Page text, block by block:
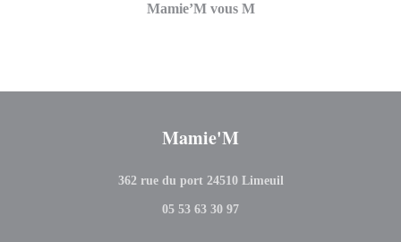
Mamie’M vous M
Mamie'M
362 rue du port 24510 Limeuil((ανοίγει σε νέο
05 53 63 30 97